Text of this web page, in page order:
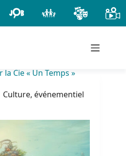
Cie « Un Temps »
Culture, événementiel